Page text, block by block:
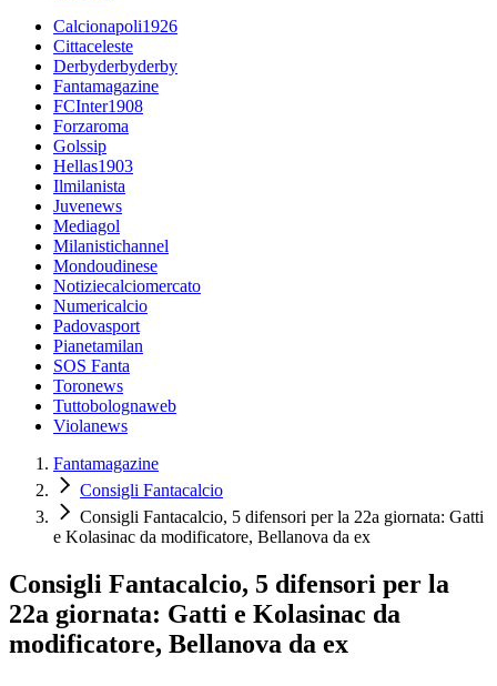
Calcionapoli1926
Cittaceleste
Derbyderbyderby
Fantamagazine
FCInter1908
Forzaroma
Golssip
Hellas1903
Ilmilanista
Juvenews
Mediagol
Milanistichannel
Mondoudinese
Notiziecalciomercato
Numericalcio
Padovasport
Pianetamilan
SOS Fanta
Toronews
Tuttobolognaweb
Violanews
Fantamagazine
Consigli Fantacalcio
Consigli Fantacalcio, 5 difensori per la 22a giornata: Gatti
e Kolasinac da modificatore, Bellanova da ex
Consigli Fantacalcio, 5 difensori per la
22a giornata: Gatti e Kolasinac da
modificatore, Bellanova da ex